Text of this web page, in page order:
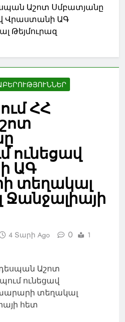
Աշոտ Սմբատյանը
Վրաստանի ԱԳ
Թեյմուրազ
ՀՀ
ունեցավ
ԱԳ
տեղակալ
Ջանջալիայի
4 Տարի Ago 0
1